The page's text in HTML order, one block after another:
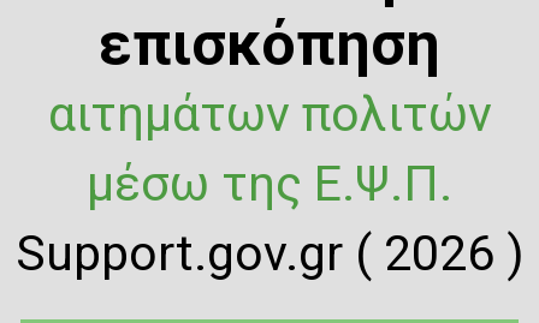
επισκόπηση
αιτημάτων πολιτών
μέσω της Ε.Ψ.Π.
Support.gov.gr ( 2026 )